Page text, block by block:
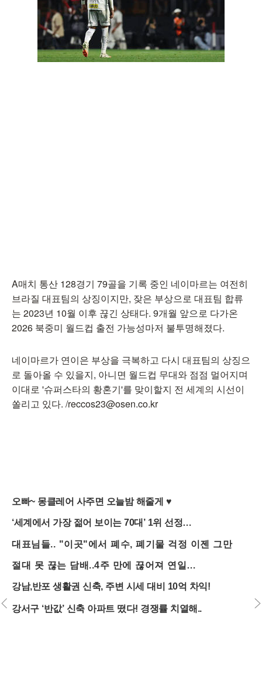
A매치 통산 128경기 79골을 기록 중인 네이마르는 여전히
브라질 대표팀의 상징이지만, 잦은 부상으로 대표팀 합류
는 2023년 10월 이후 끊긴 상태다. 9개월 앞으로 다가온
2026 북중미 월드컵 출전 가능성마저 불투명해졌다.
네이마르가 연이은 부상을 극복하고 다시 대표팀의 상징으
로 돌아올 수 있을지, 아니면 월드컵 무대와 점점 멀어지며
이대로 '슈퍼스타의 황혼기'를 맞이할지 전 세계의 시선이
쏠리고 있다. /reccos23@osen.co.kr